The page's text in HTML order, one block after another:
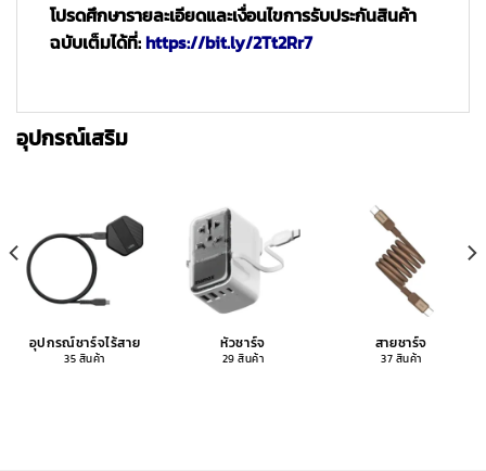
โปรดศึกษารายละเอียดและเงื่อนไขการรับประกันสินค้า
ฉบับเต็มได้ที่:https://bit.ly/2Tt2Rr7
อุปกรณ์เสริม
อุปกรณ์ชาร์จไร้สาย
35 สินค้า
หัวชาร์จ
29 สินค้า
สายชาร์จ
37 สินค้า